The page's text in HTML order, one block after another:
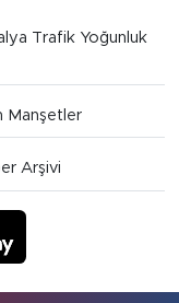
Trafik Yoğunluk
Manşetler
Arşivi